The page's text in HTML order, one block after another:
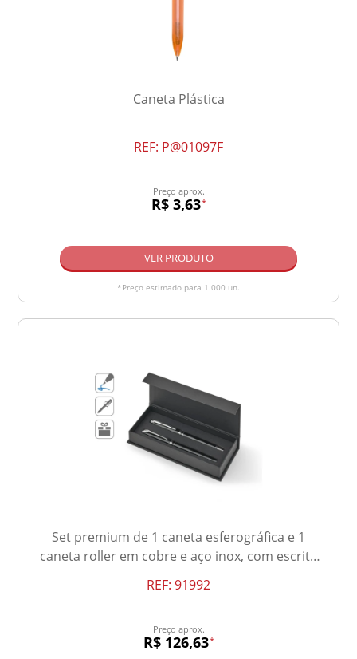
Caneta Plástica
REF: P@01097F
Preço aprox.
R$ 3,63*
VER PRODUTO
*Preço estimado para 1.000 un.
Set premium de 1 caneta esferográfica e 1
caneta roller em cobre e aço inox, com escrita
REF: 91992
Preço aprox.
R$ 126,63*